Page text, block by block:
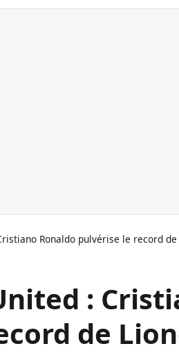
Ronaldo pulvérise le record de
:
de